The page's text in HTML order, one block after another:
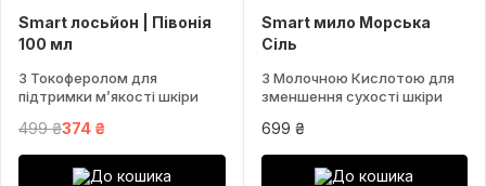
Smart лосьйон | Півонія
100 мл
З Токоферолом для
підтримки м’якості шкіри
499 ₴374 ₴
До кошика
Smart мило Морська
Сіль
З Молочною Кислотою для
зменшення сухості шкіри
699 ₴
До кошика